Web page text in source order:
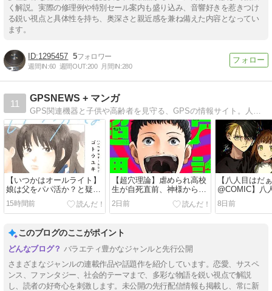
く解説。実際の修理例や特別セール案内も盛り込み、音響好きを惹きつけ
る鋭い視点と具体性を持ち、奥深さと親近感を兼ね備えた内容となってい
ます。
1295457 5
週間IN:60 週間OUT:200 月間IN:280
11
GPSNEWS + マンガ
【いつかはオールライト】
娘は父をパパ活か？と疑っ
たことで始まる物語！…コ
ミックシーモア先行公開
中！
15時間前
【超穴理論】虐められ高校
生が自死直前、神様から超
能力を授かった！コミック
DAYS先行公開中！
2日前
【八人目はだ
@COMIC】八
なりすまし！
ンス！コミッ
行公開中！
8日前
このブログのここがポイント
バラエティ豊かなジャンルと先行公開
さまざまなジャンルの連載作品や話題作を紹介しています。恋愛、サスペ
ンス、ファンタジー、社会的テーマまで、多彩な物語を鋭い視点で解説
し、読者の好奇心を刺激します。未公開の先行配信情報も掲載し、常に新